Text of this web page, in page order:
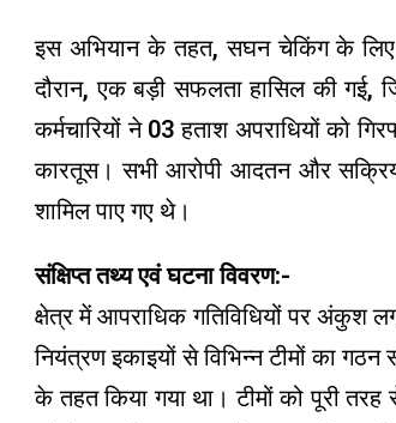
इस अभियान के तहत, सघन चेकिंग के लिए
दौरान, एक बड़ी सफलता हासिल की गई,
कर्मचारियों ने 03 हताश अपराधियों को
कारतूस। सभी आरोपी आदतन और
शामिल पाए गए थे।
संक्षिप्त तथ्य एवं घटना विवरण:-
क्षेत्र में आपराधिक गतिविधियों पर अंकुश
नियंत्रण इकाइयों से विभिन्न टीमों का
के तहत किया गया था। टीमों को पूरी